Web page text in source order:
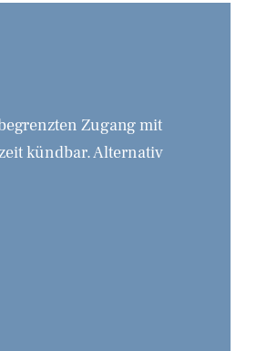
Zugang mit
kündbar. Alternativ